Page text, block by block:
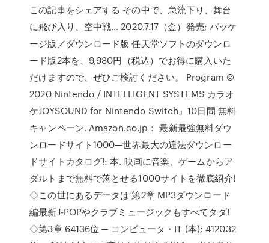
この記事をシェアする その中で、急流下り、舞台
に飛び入り、空中戦… 2020.7.17（金）発売; パッケ
ージ版／ダウンロード版 任天堂ソフトのダウンロ
ード版2本を、9,980円（税込）でお得に購入いた
だけますので、ぜひご検討ください。 Program ©
2020 Nintendo / INTELLIGENT SYSTEMS カラオ
ケJOYSOUND for Nintendo Switch』10日間 無料
キャンペーン. Amazon.co.jp： 最新最強無料ダウ
ンロードサイト1000—世界最大の違法ダウンロー
ドサイトカタログ!: 本. 映画に音楽、ゲームからア
ダルトまで無料で落とせる1000サイトを徹底紹介!
◇この世にあるデータは 第2章 MP3ダウンロード
編最新J-POPやクラブミュージックもすべてタダ!
◇第3章 64136位 ─ コンピュータ・IT (本); 412032